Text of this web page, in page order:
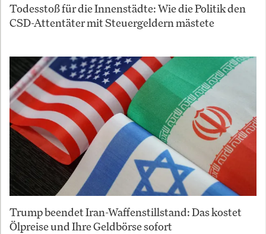
Todesstoß für die Innenstädte: Wie die Politik den
CSD-Attentäter mit Steuergeldern mästete
Trump beendet Iran-Waffenstillstand: Das kostet
Ölpreise und Ihre Geldbörse sofort